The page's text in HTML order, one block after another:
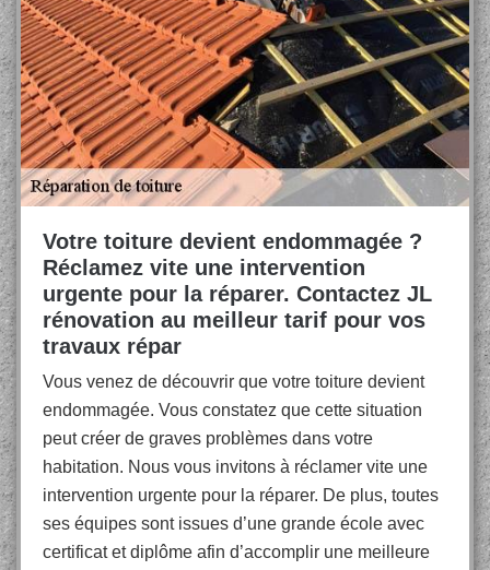
Votre toiture devient endommagée ?
Réclamez vite une intervention
urgente pour la réparer. Contactez JL
rénovation au meilleur tarif pour vos
travaux répar
Vous venez de découvrir que votre toiture devient
endommagée. Vous constatez que cette situation
peut créer de graves problèmes dans votre
habitation. Nous vous invitons à réclamer vite une
intervention urgente pour la réparer. De plus, toutes
ses équipes sont issues d’une grande école avec
certificat et diplôme afin d’accomplir une meilleure